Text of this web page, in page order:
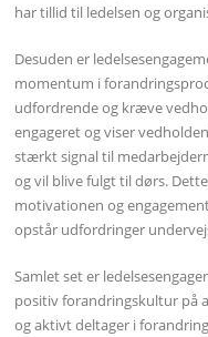
har tillid til ledelsen og
Desuden er
momentum i
udfordrende og kræve
engageret og viser
stærkt signal til
og vil blive fulgt til dørs.
motivationen og
opstår udfordringer
Samlet set er
positiv forandringskultur på
og aktivt deltager i